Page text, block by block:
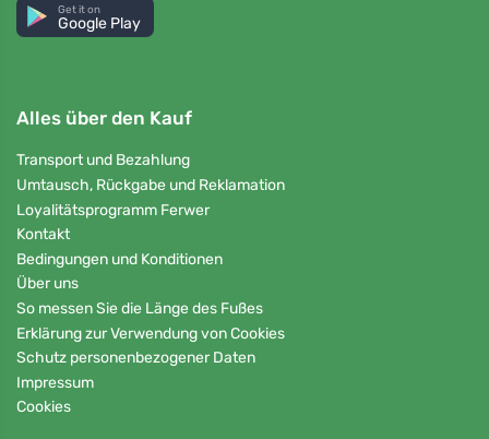
Get it on
Google Play
Alles über den Kauf
Transport und Bezahlung
Umtausch, Rückgabe und Reklamation
Loyalitätsprogramm Ferwer
Kontakt
Bedingungen und Konditionen
Über uns
So messen Sie die Länge des Fußes
Erklärung zur Verwendung von Cookies
Schutz personenbezogener Daten
Impressum
Cookies